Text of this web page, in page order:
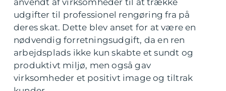
anvendt af virksomheder til at trække
udgifter til professionel rengøring fra på
deres skat. Dette blev anset for at være en
nødvendig forretningsudgift, da en ren
arbejdsplads ikke kun skabte et sundt og
produktivt miljø, men også gav
virksomheder et positivt image og tiltrak